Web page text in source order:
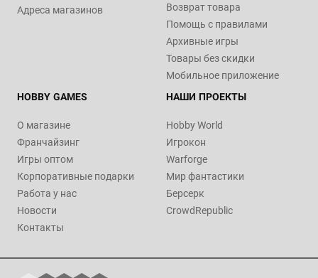
Адреса магазинов
Возврат товара
Помощь с правилами
Архивные игры
Товары без скидки
Мобильное приложение
HOBBY GAMES
О магазине
Франчайзинг
Игры оптом
Корпоративные подарки
Работа у нас
Новости
Контакты
НАШИ ПРОЕКТЫ
Hobby World
Игрокон
Warforge
Мир фантастики
Берсерк
CrowdRepublic